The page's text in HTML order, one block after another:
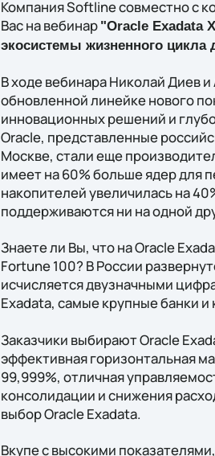
Компания Softline совместно с
Вас на вебинар "Oracle Exadata
экосистемы жизненного цикла
В ходе вебинара Николай Диев
обновленной линейке нового
инновационных решений и
Oracle, представленные
Москве, стали еще
имеет на 60% больше ядер для
накопителей увеличилась на
поддерживаются ни на одной
Знаете ли Вы, что на Oracle
Fortune 100? В России
исчисляется двузначными
Exadata, самые крупные банки
Заказчики выбирают Oracle
эффективная горизонтальная
99,999%, отличная
консолидации и снижения
выбор Oracle Exadata.
Вкупе с высокими